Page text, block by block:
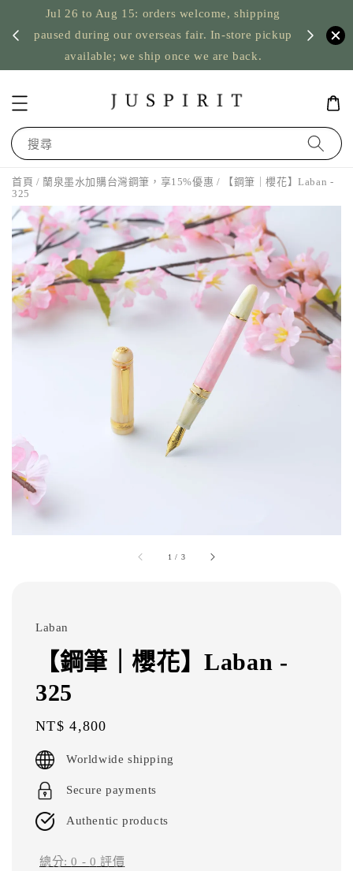
Jul 26 to Aug 15: orders welcome, shipping
paused during our overseas fair. In-store pickup
available; we ship once we are back.
US
搜尋
首頁 / 蘭泉墨水加購台灣鋼筆，享15%優惠 / 【鋼筆｜櫻花】Laban -
325
1 / 3
Laban
【鋼筆｜櫻花】Laban -
325
Regular
price
NT$ 4,800
Worldwide shipping
Secure payments
Authentic products
總分:0 - 0 評價